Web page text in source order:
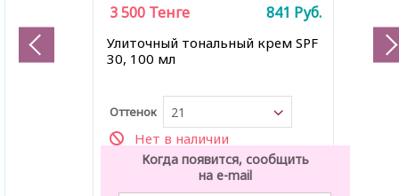
Улиточный тональный крем SPF
30, 100 мл
Оттенок 21
Нет в наличии
3 500 Тенге 841 Руб.
Когда появится, сообщить
на e-mail